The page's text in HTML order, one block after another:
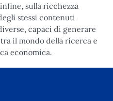
sulla ricchezza
stessi contenuti
capaci di generare
il mondo della ricerca e
economica.